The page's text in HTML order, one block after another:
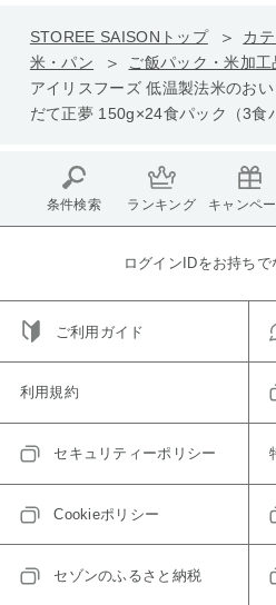
STOREE SAISONトップ カ
米・パン
ご飯パック・米加工
アイリスフーズ 低温製法米のお
だて正夢 150g×24食パック（3食
条件検索 ランキング キャンペ
ログインIDをお持ちで
ご利用ガイド
利用規約
セキュリティーポリシー
Cookieポリシー
セゾンのふるさと納税